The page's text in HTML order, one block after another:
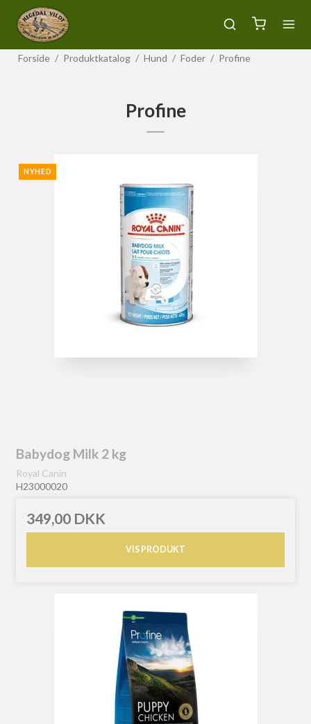
Forside / Produktkatalog / Hund / Foder / Profine
Profine
NYHED
Babydog Milk 2 kg
Royal Canin
H23000020
349,00 DKK
VIS PRODUKT